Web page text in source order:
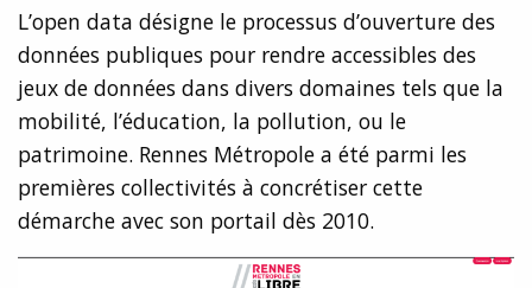
L’open data désigne le processus d’ouverture des
données publiques pour rendre accessibles des
jeux de données dans divers domaines tels que la
mobilité, l’éducation, la pollution, ou le
patrimoine. Rennes Métropole a été parmi les
premières collectivités à concrétiser cette
démarche avec son portail dès 2010.